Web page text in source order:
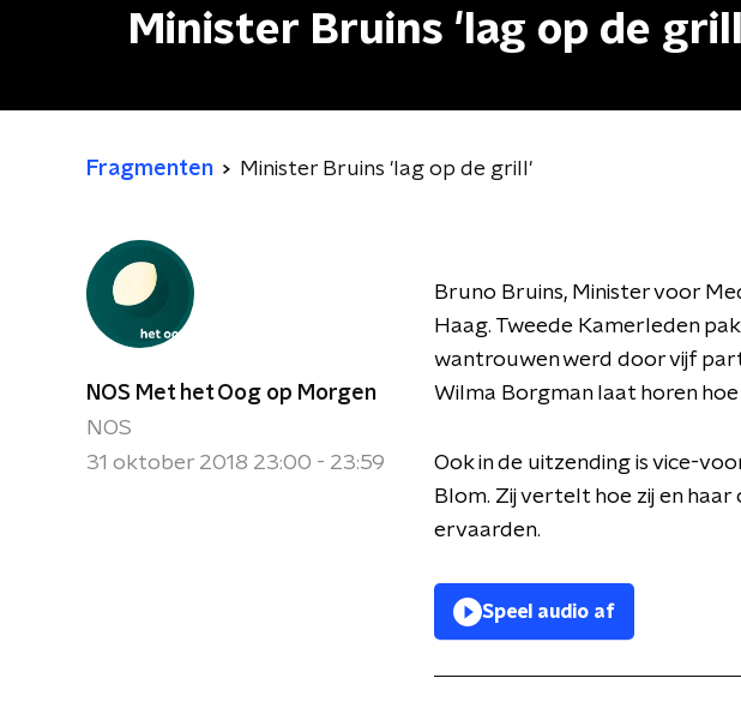
Minister Bruins 'lag op de
Fragmenten Minister Bruins 'lag op de grill'
NOS Met het Oog op Morgen
NOS
31 oktober 2018 23:00 - 23:59
Bruno Bruins, Minister voor
Haag. Tweede Kamerleden
wantrouwen werd door vijf
Wilma Borgman laat horen
Ook in de uitzending is vice-
Blom. Zij vertelt hoe zij en
ervaarden.
Speel audio af